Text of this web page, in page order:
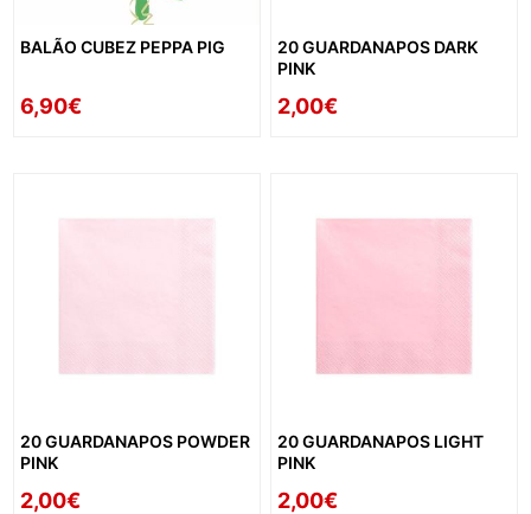
BALÃO CUBEZ PEPPA PIG
6,90€
20 GUARDANAPOS DARK
PINK
2,00€
20 GUARDANAPOS POWDER
PINK
2,00€
20 GUARDANAPOS LIGHT
PINK
2,00€